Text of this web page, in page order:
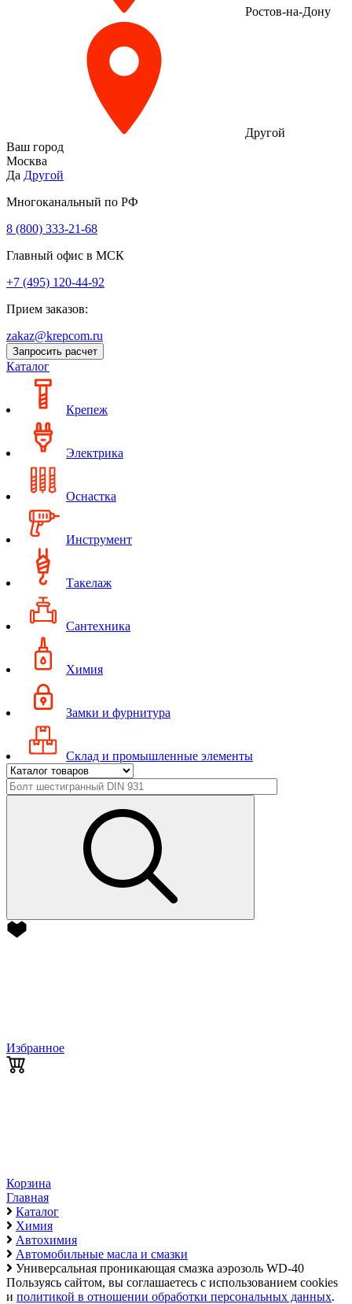
Ростов-на-Дону
Другой
Ваш город
Москва
Да Другой
Многоканальный по РФ
8 (800) 333‑21-68
Главный офис в МСК
+7 (495) 120-44-92
Прием заказов:
zakaz@krepcom.ru
Запросить расчет
Каталог
Крепеж
Электрика
Оснастка
Инструмент
Такелаж
Сантехника
Химия
Замки и фурнитура
Склад и промышленные элементы
Избранное
Корзина
Главная
Каталог
Химия
Автохимия
Автомобильные масла и смазки
Универсальная проникающая смазка аэрозоль WD-40
Пользуясь сайтом, вы соглашаетесь с использованием cookies
и политикой в отношении обработки персональных данных.